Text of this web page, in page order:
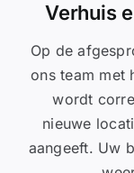
Verhuis
Op de
ons team met
wordt
nieuwe
aangeeft. Uw